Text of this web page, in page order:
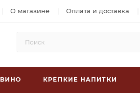
О магазине Оплата и доставка
ВИНО КРЕПКИЕ НАПИТКИ